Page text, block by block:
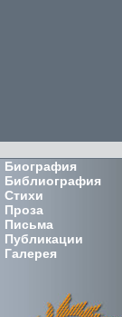
Биография
Библиография
Стихи
Проза
Письма
Публикации
Галерея